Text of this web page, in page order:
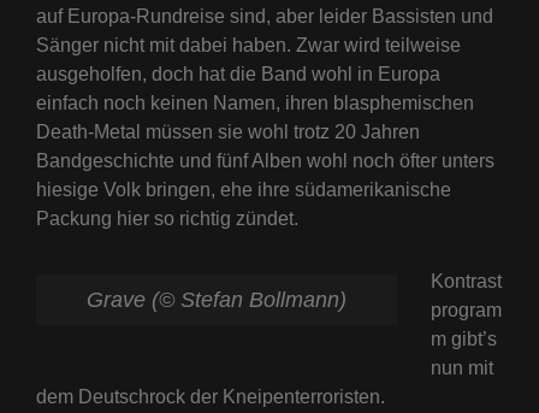
auf Europa-Rundreise sind, aber leider Bassisten und
Sänger nicht mit dabei haben. Zwar wird teilweise
ausgeholfen, doch hat die Band wohl in Europa
einfach noch keinen Namen, ihren blasphemischen
Death-Metal müssen sie wohl trotz 20 Jahren
Bandgeschichte und fünf Alben wohl noch öfter unters
hiesige Volk bringen, ehe ihre südamerikanische
Packung hier so richtig zündet.
Grave (© Stefan Bollmann)
Kontrast
program
m gibt’s
nun mit
dem Deutschrock der Kneipenterroristen.